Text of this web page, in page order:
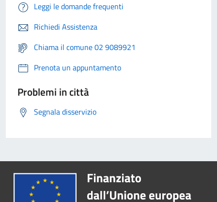
Leggi le domande frequenti
Richiedi Assistenza
Chiama il comune 02 9089921
Prenota un appuntamento
Problemi in città
Segnala disservizio